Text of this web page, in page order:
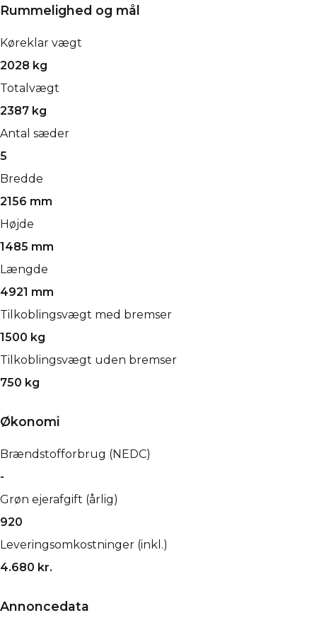
Rummelighed og mål
Køreklar vægt
2028 kg
Totalvægt
2387 kg
Antal sæder
5
Bredde
2156 mm
Højde
1485 mm
Længde
4921 mm
Tilkoblingsvægt med bremser
1500 kg
Tilkoblingsvægt uden bremser
750 kg
Økonomi
Brændstofforbrug (NEDC)
-
Grøn ejerafgift (årlig)
920
Leveringsomkostninger (inkl.)
4.680 kr.
Annoncedata